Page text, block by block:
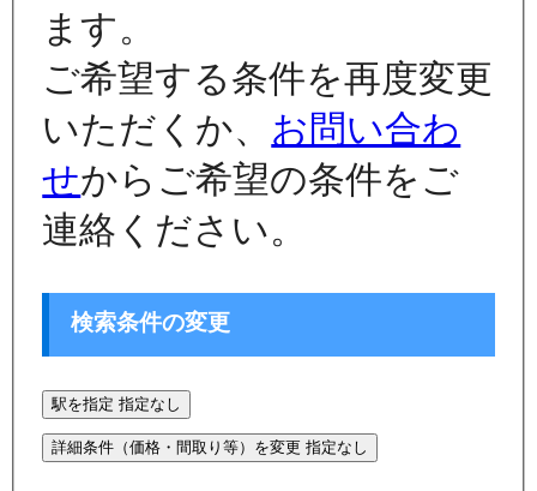
ます。
ご希望する条件を再度変更
いただくか、 お問い合わ
せからご希望の条件をご
連絡ください。
検索条件の変更
駅を指定 指定なし
詳細条件（価格・間取り等）を変更 指定なし